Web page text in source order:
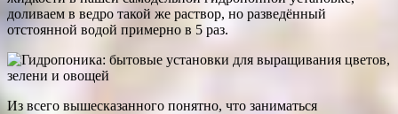
доливаем в ведро такой же раствор, но разведённый
отстоянной водой примерно в 5 раз.
Из всего вышесказанного понятно, что заниматься